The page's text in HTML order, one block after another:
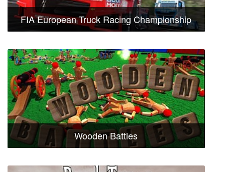
FIA European Truck Racing Championship
Wooden Battles